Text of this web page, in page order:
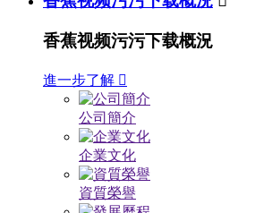
香蕉视频污污下载概況
進一步了解 
公司簡介
企業文化
資質榮譽